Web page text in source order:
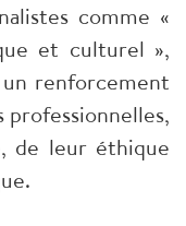
comme «
et culturel »,
un renforcement
de leur éthique